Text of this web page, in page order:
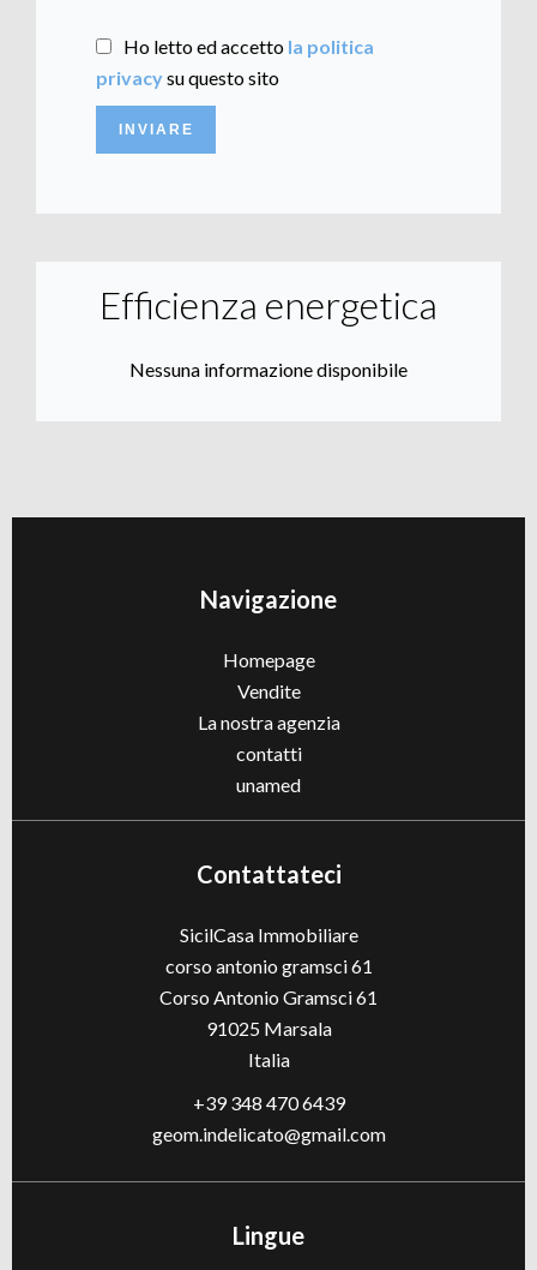
Ho letto ed accetto la politica
privacysu questo sito
INVIARE
Efficienza energetica
Nessuna informazione disponibile
Navigazione
Homepage
Vendite
La nostra agenzia
contatti
unamed
Contattateci
SicilCasa Immobiliare
corso antonio gramsci 61
Corso Antonio Gramsci 61
91025Marsala
Italia
+39 348 470 6439
geom.indelicato@gmail.com
Lingue